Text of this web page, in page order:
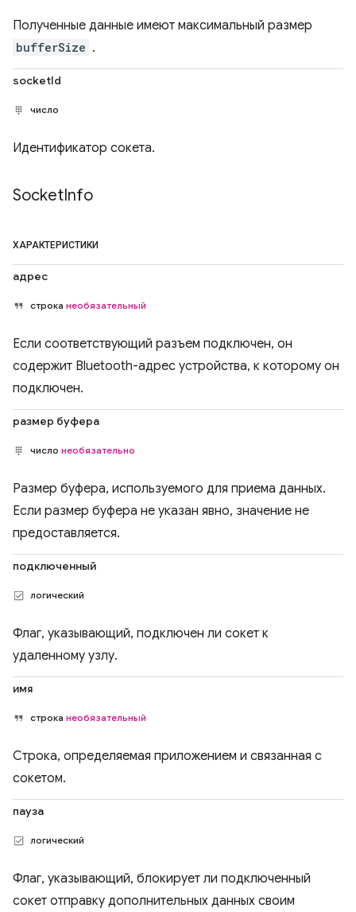
Полученные данные имеют максимальный размер
bufferSize .
socketId
число
Идентификатор сокета.
SocketInfo
ХАРАКТЕРИСТИКИ
адрес
строка необязательный
Если соответствующий разъем подключен, он
содержит Bluetooth-адрес устройства, к которому он
подключен.
размер буфера
число необязательно
Размер буфера, используемого для приема данных.
Если размер буфера не указан явно, значение не
предоставляется.
подключенный
логический
Флаг, указывающий, подключен ли сокет к
удаленному узлу.
имя
строка необязательный
Строка, определяемая приложением и связанная с
сокетом.
пауза
логический
Флаг, указывающий, блокирует ли подключенный
сокет отправку дополнительных данных своим